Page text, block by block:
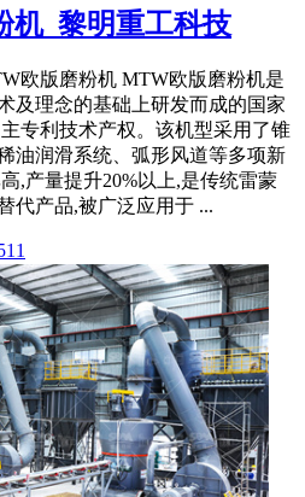
机_黎明重工科技
欧版磨粉机 MTW欧版磨粉机是
及理念的基础上研发而成的国家
专利技术产权。该机型采用了锥
油润滑系统、弧形风道等多项新
,产量提升20%以上,是传统雷蒙
代产品,被广泛应用于 ...